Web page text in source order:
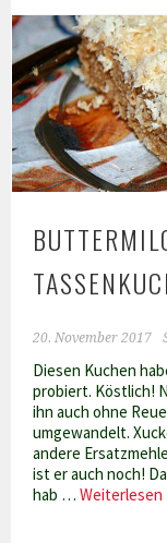
20. November 2017
Diesen Kuchen
probiert. Köstlich!
ihn auch ohne
umgewandelt.
andere
ist er auch noch!
hab …Weiterlesen